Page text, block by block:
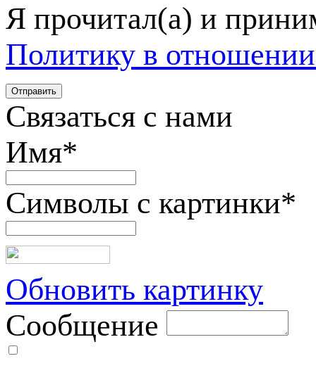
Я прочитал(а) и
Политику в
Связаться с нами
Имя*
Символы с картинки*
Обновить картинку
Сообщение